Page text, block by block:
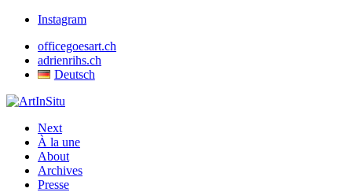
Instagram
officegoesart.ch
adrienrihs.ch
Deutsch
Next
À la une
About
Archives
Presse